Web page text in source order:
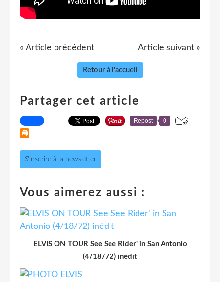
« Article précédent Article suivant »
Retour à l'accueil
Partager cet article
Repost 0
S'inscrire à la newsletter
Vous aimerez aussi :
ELVIS ON TOUR See See Rider' in San Antonio
(4/18/72) inédit